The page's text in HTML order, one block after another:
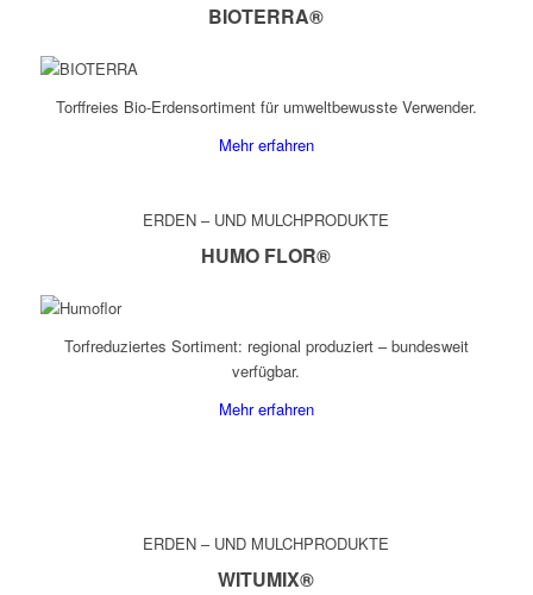
BIOTERRA®
Torﬀreies Bio-Erdensortiment für umweltbewusste Verwender.
Mehr erfahren
ERDEN – UND MULCHPRODUKTE
HUMO FLOR®
Torfreduziertes Sortiment: regional produziert – bundesweit
verfügbar.
Mehr erfahren
ERDEN – UND MULCHPRODUKTE
WITUMIX®